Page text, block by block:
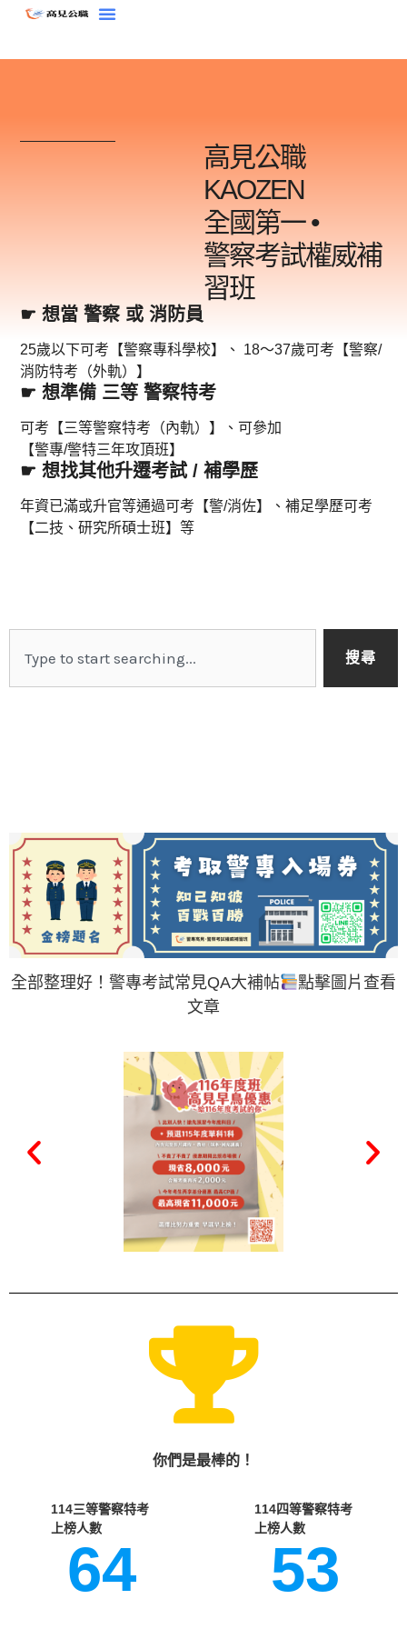
主
高見公職
KAOZEN
全國第一 •
警察考試權威補
習班
☛ 想當 警察 或 消防員
25歲以下可考【警察專科學校】、 18～37歲可考【警察/
消防特考（外軌）】
☛ 想準備 三等 警察特考
可考【三等警察特考（內軌）】、可參加
【警專/警特三年攻頂班】
☛ 想找其他升遷考試 / 補學歷
年資已滿或升官等通過可考【警/消佐】、補足學歷可考
【二技、研究所碩士班】等
搜尋
全部整理好！警專考試常見QA大補帖
點擊圖片查看
文章
你們是最棒的！
114三等警察特考 ​
上榜人數
64
114四等警察特考 ​
上榜人數
53